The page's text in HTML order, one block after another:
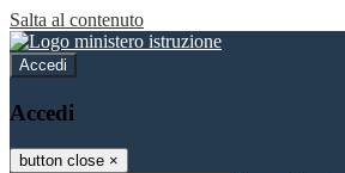
Salta al contenuto
Accedi
Accedi
button close ×